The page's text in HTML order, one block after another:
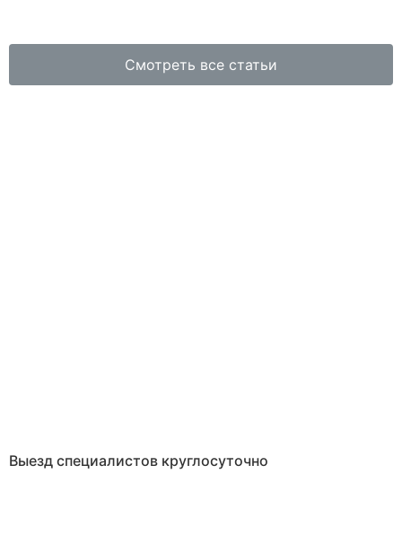
Смотреть все статьи
Выезд специалистов круглосуточно